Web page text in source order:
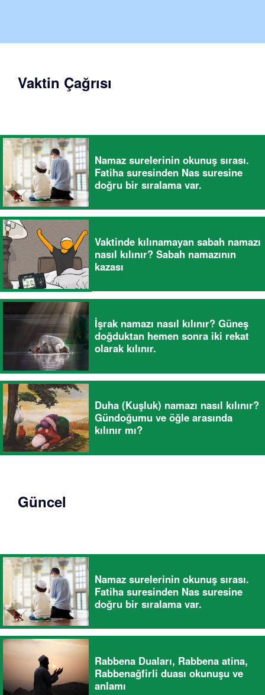
Vaktin Çağrısı
Namaz surelerinin okunuş sırası.
Fatiha suresinden Nas suresine
doğru bir sıralama var.
Vaktinde kılınamayan sabah namazı
nasıl kılınır? Sabah namazının
kazası
İşrak namazı nasıl kılınır? Güneş
doğduktan hemen sonra iki rekat
olarak kılınır.
Duha (Kuşluk) namazı nasıl kılınır?
Gündoğumu ve öğle arasında
kılınır mı?
Güncel
Namaz surelerinin okunuş sırası.
Fatiha suresinden Nas suresine
doğru bir sıralama var.
Rabbena Duaları, Rabbena atina,
Rabbenağfirli duası okunuşu ve
anlamı